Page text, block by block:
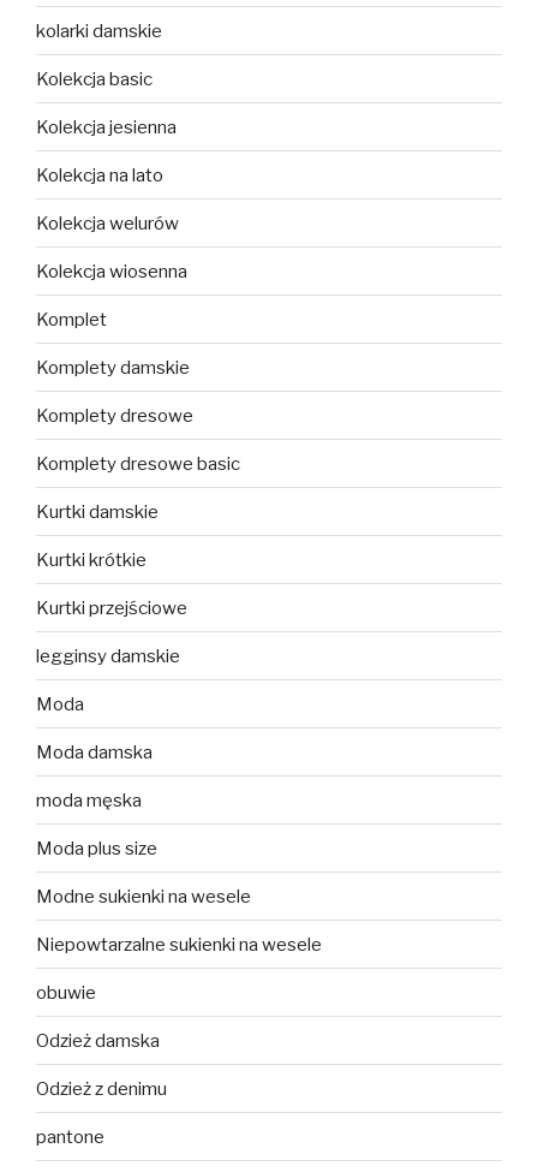
kolarki damskie
Kolekcja basic
Kolekcja jesienna
Kolekcja na lato
Kolekcja welurów
Kolekcja wiosenna
Komplet
Komplety damskie
Komplety dresowe
Komplety dresowe basic
Kurtki damskie
Kurtki krótkie
Kurtki przejściowe
legginsy damskie
Moda
Moda damska
moda męska
Moda plus size
Modne sukienki na wesele
Niepowtarzalne sukienki na wesele
obuwie
Odzież damska
Odzież z denimu
pantone